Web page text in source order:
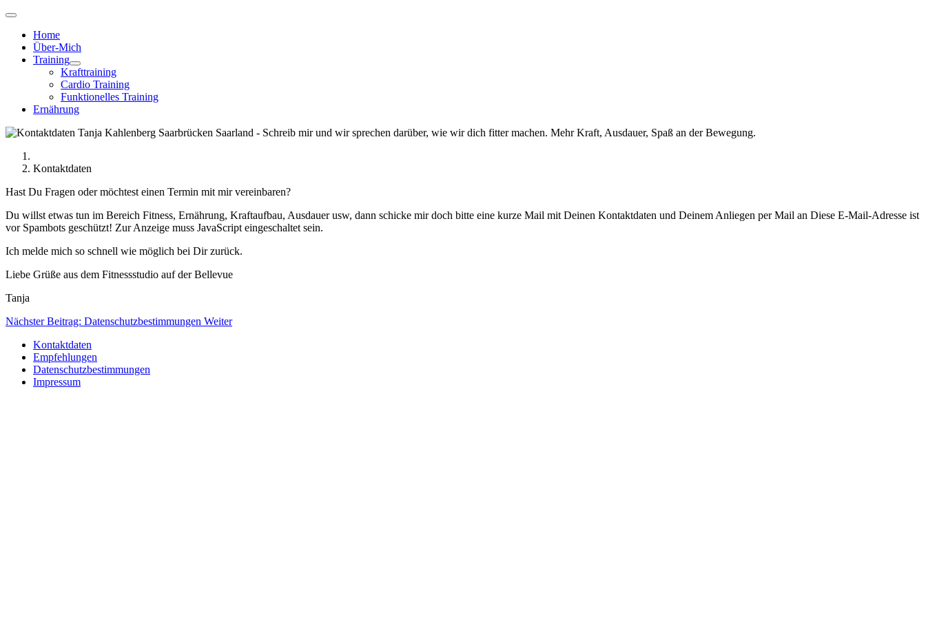
Home
Über-Mich
Training
Krafttraining
Cardio Training
Funktionelles Training
Ernährung
Kontaktdaten
Hast Du Fragen oder möchtest einen Termin mit mir vereinbaren?
Du willst etwas tun im Bereich Fitness, Ernährung, Kraftaufbau, Ausdauer usw, dann schicke mir doch bitte eine kurze Mail mit Deinen Kontaktdaten und Deinem Anliegen per Mail an Diese E-Mail-Adresse ist
vor Spambots geschützt! Zur Anzeige muss JavaScript eingeschaltet sein.
Ich melde mich so schnell wie möglich bei Dir zurück.
Liebe Grüße aus dem Fitnessstudio auf der Bellevue
Tanja
Nächster Beitrag: Datenschutzbestimmungen Weiter
Kontaktdaten
Empfehlungen
Datenschutzbestimmungen
Impressum